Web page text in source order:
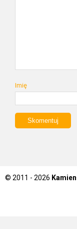
Imię
© 2011 - 2026